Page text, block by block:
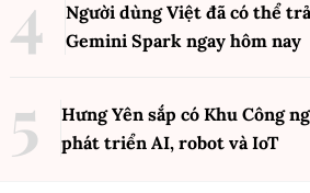
Người dùng Việt đã có thể
Gemini Spark ngay hôm nay
Hưng Yên sắp có Khu Công
phát triển AI, robot và IoT